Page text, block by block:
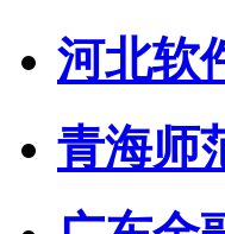
河北软
青海师